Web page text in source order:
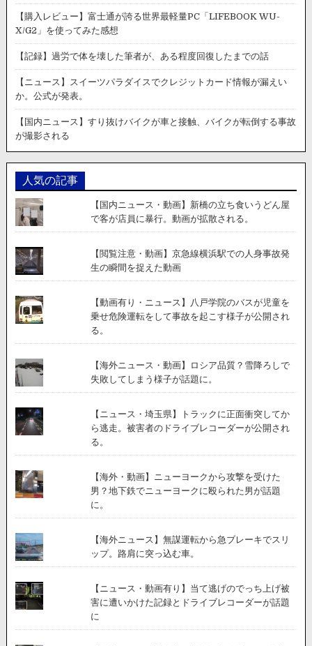
【購入レビュー】富士通が誇る世界最軽量PC「LIFEBOOK WU-
X/G2」を使ってみた感想
【記録】過労で体を壊した筆者が、ある程度回復したまでの話
【ニュース】スイーツパラダイスでクレジットカード情報が漏えい
か。公式が発表。
【国内ニュース】すり抜けバイクが車と接触、バイクが転倒する事故
が撮影される
人気の記事
【国内ニュース・動画】新橋の立ち食いうどん屋
で客が店員に暴行。動画が拡散される。
【閲覧注意・動画】京急線横浜駅での人身事故発
生の瞬間を捉えた動画
【動画有り・ニュース】八戸学院のバスが児童を
乗せ危険運転をして事故を起こす様子が公開され
る。
【海外ニュース・動画】ロシア品質？雪降ろしで
失敗してしまう様子が話題に。
【ニュース・埼玉県】トラックに正面衝突してか
ら逃走。被害者のドライブレコーダーが公開され
る。
【海外・動画】ニューヨークから攻撃を受けた
男？地下鉄でニューヨークに殴られた男が話題
に。
【海外ニュース】無謀運転から急ブレーキでスリ
ップ。路肩に突っ込む車。
【ニュース・動画有り】当て逃げのでっち上げ被
害に遭いかけた記録とドライブレコーダーが話題
に